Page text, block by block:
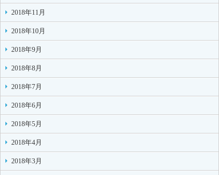
2018年11月
2018年10月
2018年9月
2018年8月
2018年7月
2018年6月
2018年5月
2018年4月
2018年3月